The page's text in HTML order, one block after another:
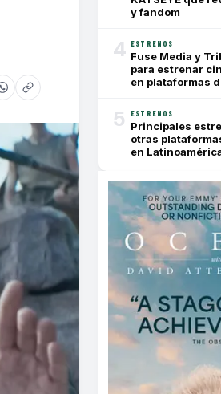
y fandom
4 ESTRENOS
Fuse Media y
para estrenar
en plataformas
5 ESTRENOS
Principales
otras
en